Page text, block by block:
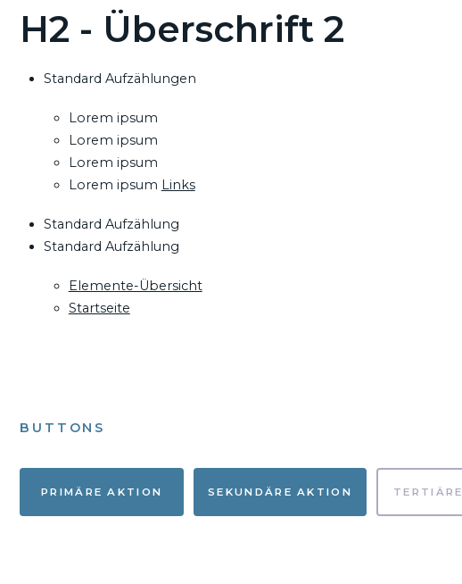
H2 - Überschrift 2
Standard Aufzählungen
Lorem ipsum
Lorem ipsum
Lorem ipsum
Lorem ipsum Links
Standard Aufzählung
Standard Aufzählung
Elemente-Übersicht
Startseite
BUTTONS
PRIMÄRE AKTION SEKUNDÄRE AKTION